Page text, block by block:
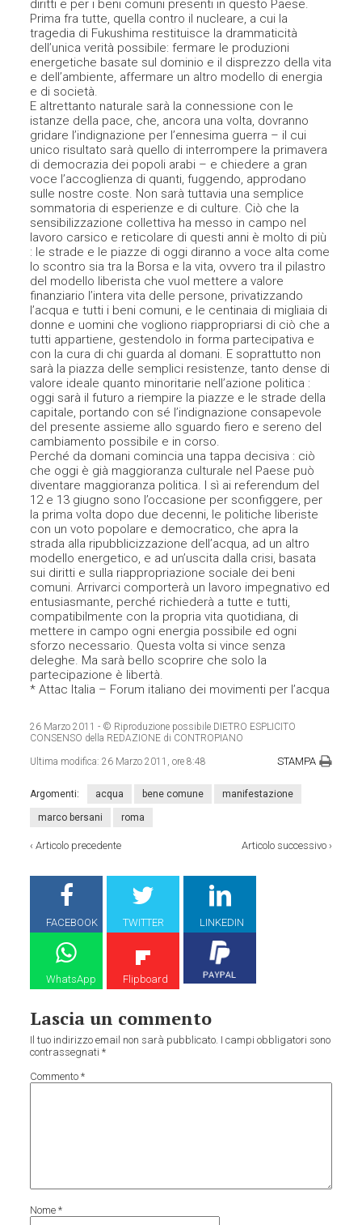
diritti e per i beni comuni presenti in questo Paese.
Prima fra tutte, quella contro il nucleare, a cui la
tragedia di Fukushima restituisce la drammaticità
dell’unica verità possibile: fermare le produzioni
energetiche basate sul dominio e il disprezzo della vita
e dell’ambiente, affermare un altro modello di energia
e di società.
E altrettanto naturale sarà la connessione con le
istanze della pace, che, ancora una volta, dovranno
gridare l’indignazione per l’ennesima guerra – il cui
unico risultato sarà quello di interrompere la primavera
di democrazia dei popoli arabi – e chiedere a gran
voce l’accoglienza di quanti, fuggendo, approdano
sulle nostre coste. Non sarà tuttavia una semplice
sommatoria di esperienze e di culture. Ciò che la
sensibilizzazione collettiva ha messo in campo nel
lavoro carsico e reticolare di questi anni è molto di più
: le strade e le piazze di oggi diranno a voce alta come
lo scontro sia tra la Borsa e la vita, ovvero tra il pilastro
del modello liberista che vuol mettere a valore
finanziario l’intera vita delle persone, privatizzando
l’acqua e tutti i beni comuni, e le centinaia di migliaia di
donne e uomini che vogliono riappropriarsi di ciò che a
tutti appartiene, gestendolo in forma partecipativa e
con la cura di chi guarda al domani. E soprattutto non
sarà la piazza delle semplici resistenze, tanto dense di
valore ideale quanto minoritarie nell’azione politica :
oggi sarà il futuro a riempire la piazze e le strade della
capitale, portando con sé l’indignazione consapevole
del presente assieme allo sguardo fiero e sereno del
cambiamento possibile e in corso.
Perché da domani comincia una tappa decisiva : ciò
che oggi è già maggioranza culturale nel Paese può
diventare maggioranza politica. I sì ai referendum del
12 e 13 giugno sono l’occasione per sconfiggere, per
la prima volta dopo due decenni, le politiche liberiste
con un voto popolare e democratico, che apra la
strada alla ripubblicizzazione dell’acqua, ad un altro
modello energetico, e ad un’uscita dalla crisi, basata
sui diritti e sulla riappropriazione sociale dei beni
comuni. Arrivarci comporterà un lavoro impegnativo ed
entusiasmante, perché richiederà a tutte e tutti,
compatibilmente con la propria vita quotidiana, di
mettere in campo ogni energia possibile ed ogni
sforzo necessario. Questa volta si vince senza
deleghe. Ma sarà bello scoprire che solo la
partecipazione è libertà.
* Attac Italia – Forum italiano dei movimenti per l’acqua
26 Marzo 2011 - © Riproduzione possibile DIETRO ESPLICITO
CONSENSO della REDAZIONE di CONTROPIANO
Ultima modifica:26 Marzo 2011, ore 8:48 STAMPA
Argomenti: acqua bene comune manifestazione
marco bersani roma
‹Articolo precedente Articolo successivo›
FACEBOOK TWITTER LINKEDIN
WhatsApp Flipboard
Lascia un commento
Il tuo indirizzo email non sarà pubblicato. I campi obbligatori sono
contrassegnati*
Commento*
Nome*